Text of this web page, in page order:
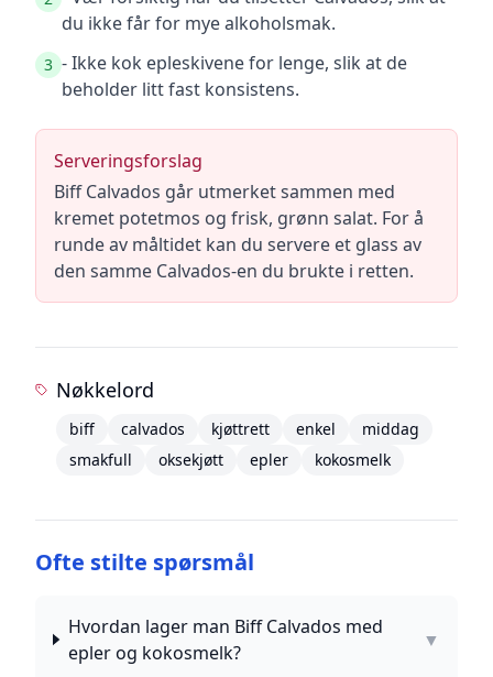
du ikke får for mye alkoholsmak.
3 - Ikke kok epleskivene for lenge, slik at de
beholder litt fast konsistens.
Serveringsforslag
Biff Calvados går utmerket sammen med
kremet potetmos og frisk, grønn salat. For å
runde av måltidet kan du servere et glass av
den samme Calvados-en du brukte i retten.
Nøkkelord
biff calvados kjøttrett enkel
middag
smakfull
oksekjøtt epler kokosmelk
Ofte stilte spørsmål
Hvordan lager man Biff Calvados med
epler og kokosmelk?
▼